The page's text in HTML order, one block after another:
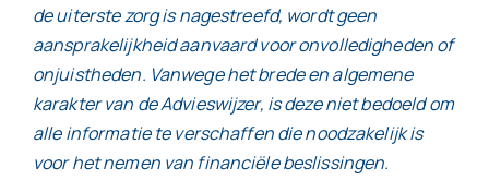
de uiterste zorg is nagestreefd, wordt geen
aansprakelijkheid aanvaard voor onvolledigheden of
onjuistheden. Vanwege het brede en algemene
karakter van de Advieswijzer, is deze niet bedoeld om
alle informatie te verschaffen die noodzakelijk is
voor het nemen van financiële beslissingen.